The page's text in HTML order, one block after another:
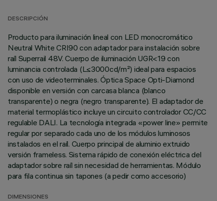
DESCRIPCIÓN
Producto para iluminación lineal con LED monocromático
Neutral White CRI90 con adaptador para instalación sobre
raíl Superrail 48V. Cuerpo de iluminación UGR<19 con
luminancia controlada (L≤3000cd/m²) ideal para espacios
con uso de videoterminales. Óptica Space Opti-Diamond
disponible en versión con carcasa blanca (blanco
transparente) o negra (negro transparente). El adaptador de
material termoplástico incluye un circuito controlador CC/CC
regulable DALI. La tecnología integrada «power line» permite
regular por separado cada uno de los módulos luminosos
instalados en el raíl. Cuerpo principal de aluminio extruido
versión frameless. Sistema rápido de conexión eléctrica del
adaptador sobre raíl sin necesidad de herramientas. Módulo
para fila continua sin tapones (a pedir como accesorio)
DIMENSIONES